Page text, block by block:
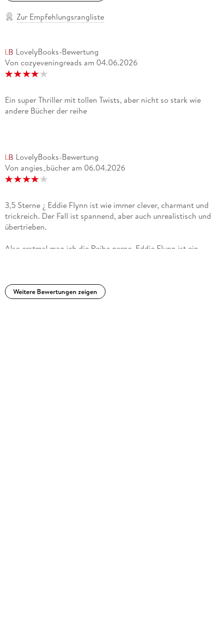
Zur Empfehlungsrangliste
LovelyBooks-Bewertung
Von cozyeveningreads am 04.06.2026
Ein super Thriller mit tollen Twists, aber nicht so stark wie
andere Bücher der reihe
LovelyBooks-Bewertung
Von angies_bücher am 06.04.2026
3,5 Sterne ¿ Eddie Flynn ist wie immer clever, charmant und
trickreich. Der Fall ist spannend, aber auch unrealistisch und
übertrieben.
Also erstmal mag ich die Reihe gerne. Eddie Flynn ist ein
spannend, aber auch übertrieben und unrealistisch. Und das
amerikanische Justizsystem ist wenn es korrekt geschildert
Weitere Bewertungen zeigen